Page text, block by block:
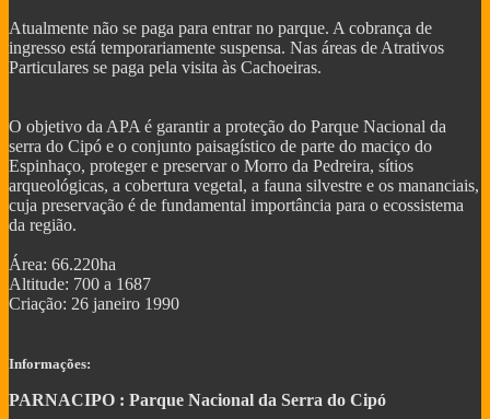
Atualmente não se paga para entrar no parque. A cobrança de
ingresso está temporariamente suspensa. Nas áreas de Atrativos
Particulares se paga pela visita às Cachoeiras.
O objetivo da APA é garantir a proteção do Parque Nacional da
serra do Cipó e o conjunto paisagístico de parte do maciço do
Espinhaço, proteger e preservar o Morro da Pedreira, sítios
arqueológicas, a cobertura vegetal, a fauna silvestre e os mananciais,
cuja preservação é de fundamental importância para o ecossistema
da região.
Área: 66.220ha
Altitude: 700 a 1687
Criação: 26 janeiro 1990
Informações:
PARNACIPO : Parque Nacional da Serra do Cipó